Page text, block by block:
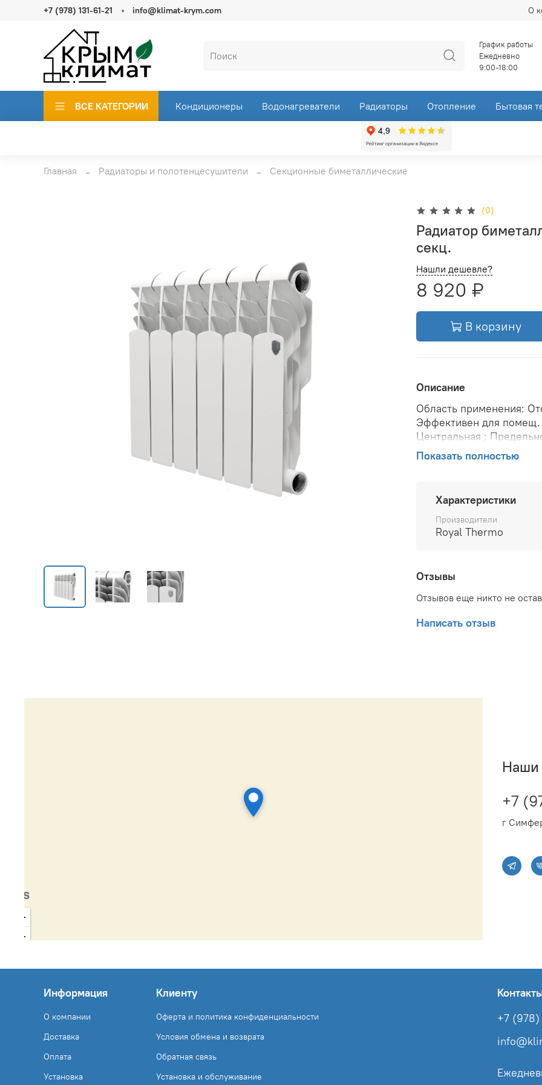
О
+7 (978) 131-61-21 info@klimat-krym.com
График работы
Ежедневно
9:00-18:00
ВСЕ КАТЕГОРИИ Кондиционеры Водонагреватели Радиаторы Отопление Бытовая
Главная Радиаторы и полотенцесушители Секционные биметаллические
(0)
Радиатор
секц.
Нашли дешевле?
8 920 ₽
В корзину
Описание
Область применения:
Эффективен для
Центральная ;
708 Вт; Теплоотдача
Вариант размещения:
радиаторе: 1.05 л;
подключения: Боковое
Масса секции: 1.36 кг;
товара: 500 мм; Набор
Показать полностью
Характеристики
Производители
Royal Thermo
Отзывы
Отзывов еще никто не
Написать отзыв
Наши
+7
г
Информация
О компании
Доставка
Оплата
Установка
Клиенту
Оферта и политика конфиденциальности
Условия обмена и возврата
Обратная связь
Установка и обслуживание
+7 (978)